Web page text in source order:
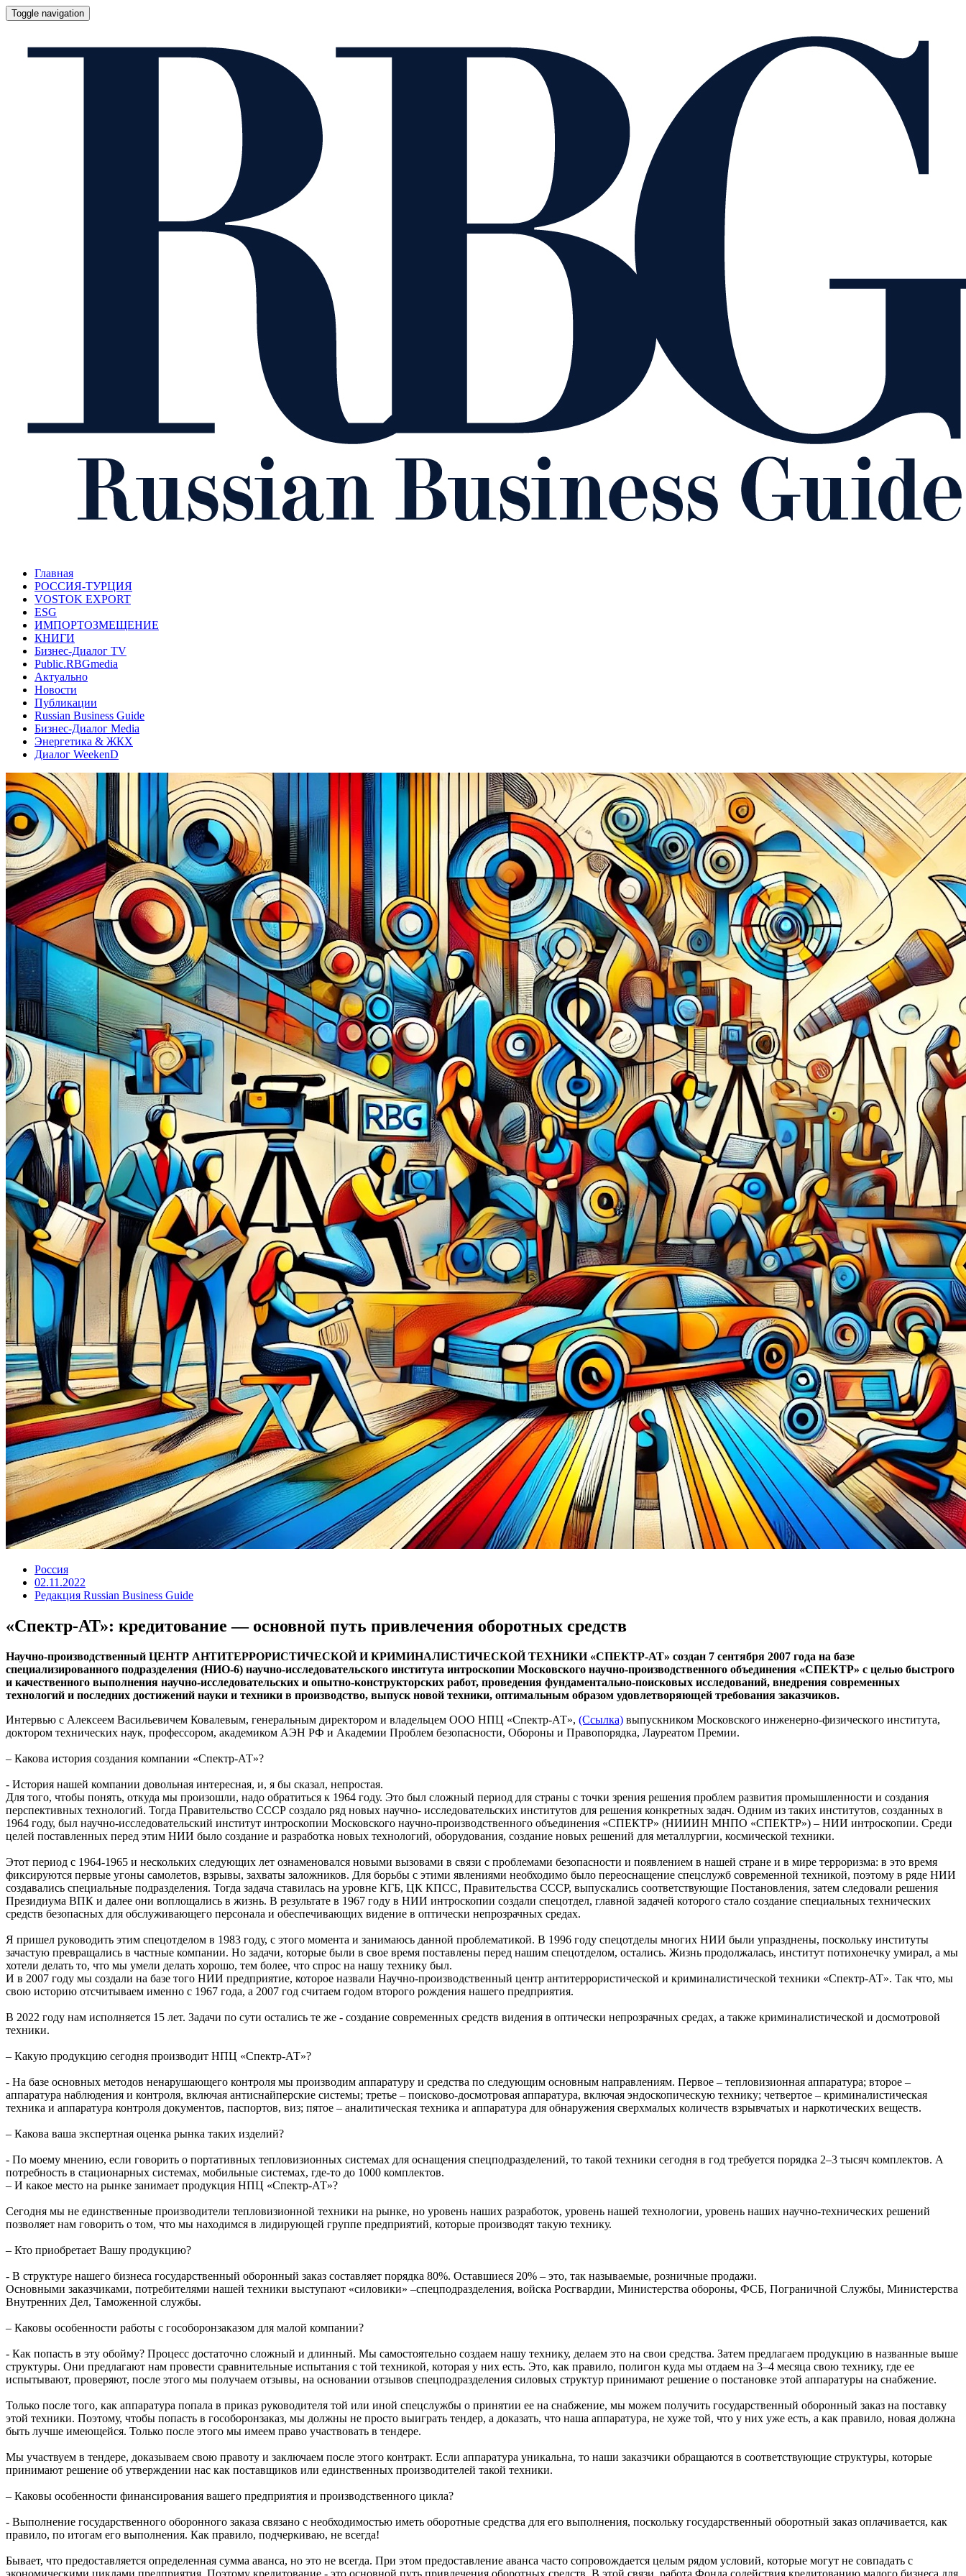
Toggle navigation
Главная
РОССИЯ-ТУРЦИЯ
VOSTOK EXPORT
ESG
ИМПОРТОЗМЕЩЕНИЕ
КНИГИ
Бизнес-Диалог TV
Public.RBGmedia
Актуально
Новости
Публикации
Russian Business Guide
Бизнес-Диалог Media
Энергетика & ЖКХ
Диалог WeekenD
Россия
02.11.2022
Редакция Russian Business Guide
«Спектр-АТ»: кредитование — основной путь привлечения оборотных средств
Научно-производственный ЦЕНТР АНТИТЕРРОРИСТИЧЕСКОЙ И КРИМИНАЛИСТИЧЕСКОЙ ТЕХНИКИ «СПЕКТР-АТ» создан 7 сентября 2007 года на базе
специализированного подразделения (НИО-6) научно-исследовательского института интроскопии Московского научно-производственного объединения «СПЕКТР» с целью быстрого
и качественного выполнения научно-исследовательских и опытно-конструкторских работ, проведения фундаментально-поисковых исследований, внедрения современных
технологий и последних достижений науки и техники в производство, выпуск новой техники, оптимальным образом удовлетворяющей требования заказчиков.
Интервью с Алексеем Васильевичем Ковалевым, генеральным директором и владельцем ООО НПЦ «Спектр-АТ», (Ссылка) выпускником Московского инженерно-физического института,
доктором технических наук, профессором, академиком АЭН РФ и Академии Проблем безопасности, Обороны и Правопорядка, Лауреатом Премии.
– Какова история создания компании «Спектр-АТ»?
- История нашей компании довольная интересная, и, я бы сказал, непростая.
Для того, чтобы понять, откуда мы произошли, надо обратиться к 1964 году. Это был сложный период для страны с точки зрения решения проблем развития промышленности и создания
перспективных технологий. Тогда Правительство СССР создало ряд новых научно- исследовательских институтов для решения конкретных задач. Одним из таких институтов, созданных в
1964 году, был научно-исследовательский институт интроскопии Московского научно-производственного объединения «СПЕКТР» (НИИИН МНПО «СПЕКТР») – НИИ интроскопии. Среди
целей поставленных перед этим НИИ было создание и разработка новых технологий, оборудования, создание новых решений для металлургии, космической техники.
Этот период с 1964-1965 и нескольких следующих лет ознаменовался новыми вызовами в связи с проблемами безопасности и появлением в нашей стране и в мире терроризма: в это время
фиксируются первые угоны самолетов, взрывы, захваты заложников. Для борьбы с этими явлениями необходимо было переоснащение спецслужб современной техникой, поэтому в ряде НИИ
создавались специальные подразделения. Тогда задача ставилась на уровне КГБ, ЦК КПСС, Правительства СССР, выпускались соответствующие Постановления, затем следовали решения
Президиума ВПК и далее они воплощались в жизнь. В результате в 1967 году в НИИ интроскопии создали спецотдел, главной задачей которого стало создание специальных технических
средств безопасных для обслуживающего персонала и обеспечивающих видение в оптически непрозрачных средах.
Я пришел руководить этим спецотделом в 1983 году, с этого момента и занимаюсь данной проблематикой. В 1996 году спецотделы многих НИИ были упразднены, поскольку институты
зачастую превращались в частные компании. Но задачи, которые были в свое время поставлены перед нашим спецотделом, остались. Жизнь продолжалась, институт потихонечку умирал, а мы
хотели делать то, что мы умели делать хорошо, тем более, что спрос на нашу технику был.
И в 2007 году мы создали на базе того НИИ предприятие, которое назвали Научно-производственный центр антитеррористической и криминалистической техники «Спектр-АТ». Так что, мы
свою историю отсчитываем именно с 1967 года, а 2007 год считаем годом второго рождения нашего предприятия.
В 2022 году нам исполняется 15 лет. Задачи по сути остались те же - создание современных средств видения в оптически непрозрачных средах, а также криминалистической и досмотровой
техники.
– Какую продукцию сегодня производит НПЦ «Спектр-АТ»?
- На базе основных методов ненарушающего контроля мы производим аппаратуру и средства по следующим основным направлениям. Первое – тепловизионная аппаратура; второе –
аппаратура наблюдения и контроля, включая антиснайперские системы; третье – поисково-досмотровая аппаратура, включая эндоскопическую технику; четвертое – криминалистическая
техника и аппаратура контроля документов, паспортов, виз; пятое – аналитическая техника и аппаратура для обнаружения сверхмалых количеств взрывчатых и наркотических веществ.
– Какова ваша экспертная оценка рынка таких изделий?
- По моему мнению, если говорить о портативных тепловизионных системах для оснащения спецподразделений, то такой техники сегодня в год требуется порядка 2–3 тысяч комплектов. А
потребность в стационарных системах, мобильные системах, где-то до 1000 комплектов.
– И какое место на рынке занимает продукция НПЦ «Спектр-АТ»?
Сегодня мы не единственные производители тепловизионной техники на рынке, но уровень наших разработок, уровень нашей технологии, уровень наших научно-технических решений
позволяет нам говорить о том, что мы находимся в лидирующей группе предприятий, которые производят такую технику.
– Кто приобретает Вашу продукцию?
- В структуре нашего бизнеса государственный оборонный заказ составляет порядка 80%. Оставшиеся 20% – это, так называемые, розничные продажи.
Основными заказчиками, потребителями нашей техники выступают «силовики» –спецподразделения, войска Росгвардии, Министерства обороны, ФСБ, Пограничной Службы, Министерства
Внутренних Дел, Таможенной службы.
– Каковы особенности работы с гособоронзаказом для малой компании?
- Как попасть в эту обойму? Процесс достаточно сложный и длинный. Мы самостоятельно создаем нашу технику, делаем это на свои средства. Затем предлагаем продукцию в названные выше
структуры. Они предлагают нам провести сравнительные испытания с той техникой, которая у них есть. Это, как правило, полигон куда мы отдаем на 3–4 месяца свою технику, где ее
испытывают, проверяют, после этого мы получаем отзывы, на основании отзывов спецподразделения силовых структур принимают решение о постановке этой аппаратуры на снабжение.
Только после того, как аппаратура попала в приказ руководителя той или иной спецслужбы о принятии ее на снабжение, мы можем получить государственный оборонный заказ на поставку
этой техники. Поэтому, чтобы попасть в гособоронзаказ, мы должны не просто выиграть тендер, а доказать, что наша аппаратура, не хуже той, что у них уже есть, а как правило, новая должна
быть лучше имеющейся. Только после этого мы имеем право участвовать в тендере.
Мы участвуем в тендере, доказываем свою правоту и заключаем после этого контракт. Если аппаратура уникальна, то наши заказчики обращаются в соответствующие структуры, которые
принимают решение об утверждении нас как поставщиков или единственных производителей такой техники.
– Каковы особенности финансирования вашего предприятия и производственного цикла?
- Выполнение государственного оборонного заказа связано с необходимостью иметь оборотные средства для его выполнения, поскольку государственный оборотный заказ оплачивается, как
правило, по итогам его выполнения. Как правило, подчеркиваю, не всегда!
Бывает, что предоставляется определенная сумма аванса, но это не всегда. При этом предоставление аванса часто сопровождается целым рядом условий, которые могут не совпадать с
экономическими циклами предприятия. Поэтому кредитование - это основной путь привлечения оборотных средств. В этой связи, работа Фонда содействия кредитованию малого бизнеса для